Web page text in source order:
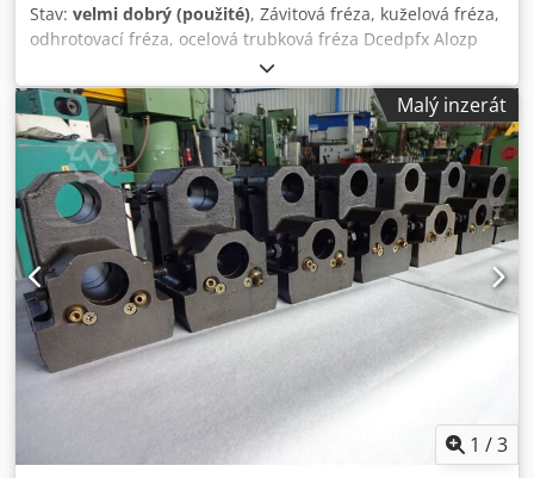
Stav: velmi dobrý (použité), Závitová fréza, kuželová fréza,
odhrotovací fréza, ocelová trubková fréza Dcedpfx Alozp
Hn Ds Tsk -Výrobce: Rhinos, závitová fréza 90°, upínací
stopka MT, kuželové upínání MK2 -Průměr frézy: Ø 50 mm -
Vnější zkosení: 25–44 mm -Vnitřní rozsah obrábění: 20–39
mm -Rozměry: Ø 50 x 160 mm -Hmotnost: 0,9 kg
Malý inzerát
1 /3